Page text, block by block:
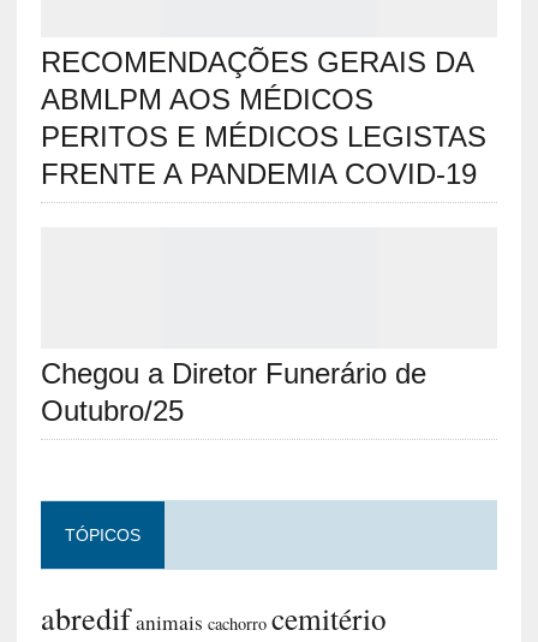
RECOMENDAÇÕES GERAIS DA
ABMLPM AOS MÉDICOS
PERITOS E MÉDICOS LEGISTAS
FRENTE A PANDEMIA COVID-19
Chegou a Diretor Funerário de
Outubro/25
TÓPICOS
abredifanimais cachorro cemitério